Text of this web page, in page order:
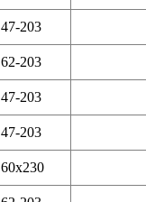
47-203
62-203
47-203
47-203
60x230